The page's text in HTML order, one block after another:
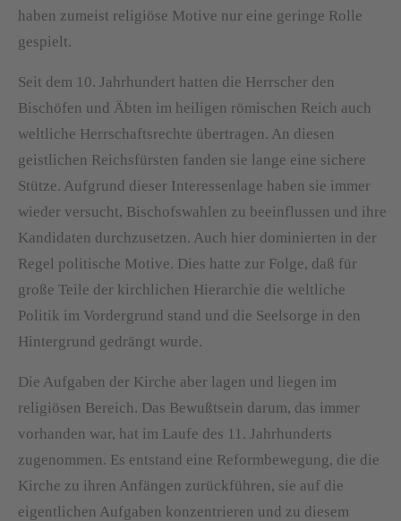
haben zumeist religiöse Motive nur eine geringe Rolle
gespielt.
Seit dem 10. Jahrhundert hatten die Herrscher den
Bischöfen und Äbten im heiligen römischen Reich auch
weltliche Herrschaftsrechte übertragen. An diesen
geistlichen Reichsfürsten fanden sie lange eine sichere
Stütze. Aufgrund dieser Interessenlage haben sie immer
wieder versucht, Bischofswahlen zu beeinflussen und ihre
Kandidaten durchzusetzen. Auch hier dominierten in der
Regel politische Motive. Dies hatte zur Folge, daß für
große Teile der kirchlichen Hierarchie die weltliche
Politik im Vordergrund stand und die Seelsorge in den
Hintergrund gedrängt wurde.
Die Aufgaben der Kirche aber lagen und liegen im
religiösen Bereich. Das Bewußtsein darum, das immer
vorhanden war, hat im Laufe des 11. Jahrhunderts
zugenommen. Es entstand eine Reformbewegung, die die
Kirche zu ihren Anfängen zurückführen, sie auf die
eigentlichen Aufgaben konzentrieren und zu diesem